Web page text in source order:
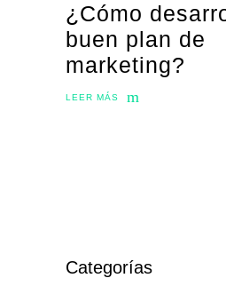
¿Cómo
buen plan de
marketing?
LEER MÁS
Categorías